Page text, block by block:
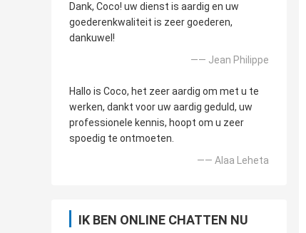
Dank, Coco! uw dienst is aardig en uw
goederenkwaliteit is zeer goederen,
dankuwel!
—— Jean Philippe
Hallo is Coco, het zeer aardig om met u te
werken, dankt voor uw aardig geduld, uw
professionele kennis, hoopt om u zeer
spoedig te ontmoeten.
—— Alaa Leheta
IK BEN ONLINE CHATTEN NU